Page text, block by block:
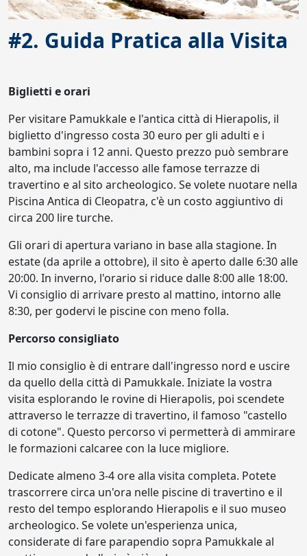
#2. Guida Pratica alla Visita
Biglietti e orari
Per visitare Pamukkale e l'antica città di Hierapolis, il
biglietto d'ingresso costa 30 euro per gli adulti e i
bambini sopra i 12 anni. Questo prezzo può sembrare
alto, ma include l'accesso alle famose terrazze di
travertino e al sito archeologico. Se volete nuotare nella
Piscina Antica di Cleopatra, c'è un costo aggiuntivo di
circa 200 lire turche.
Gli orari di apertura variano in base alla stagione. In
estate (da aprile a ottobre), il sito è aperto dalle 6:30 alle
20:00. In inverno, l'orario si riduce dalle 8:00 alle 18:00.
Vi consiglio di arrivare presto al mattino, intorno alle
8:30, per godervi le piscine con meno folla.
Percorso consigliato
Il mio consiglio è di entrare dall'ingresso nord e uscire
da quello della città di Pamukkale. Iniziate la vostra
visita esplorando le rovine di Hierapolis, poi scendete
attraverso le terrazze di travertino, il famoso "castello
di cotone". Questo percorso vi permetterà di ammirare
le formazioni calcaree con la luce migliore.
Dedicate almeno 3-4 ore alla visita completa. Potete
trascorrere circa un'ora nelle piscine di travertino e il
resto del tempo esplorando Hierapolis e il suo museo
archeologico. Se volete un'esperienza unica,
considerate di fare parapendio sopra Pamukkale al